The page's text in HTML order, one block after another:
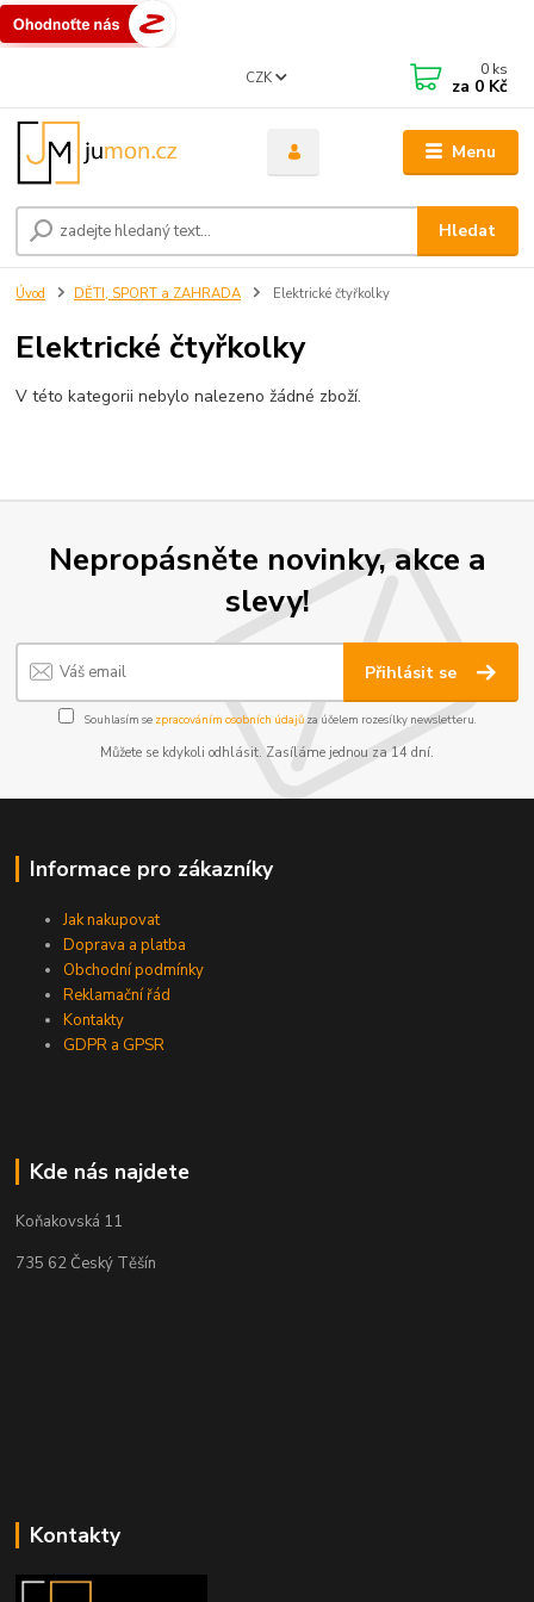
Menu
CZK
Hledat
0 ks
za 0 Kč
Úvod DĚTI, SPORT a ZAHRADA Elektrické čtyřkolky
Elektrické čtyřkolky
V této kategorii nebylo nalezeno žádné zboží.
Nepropásněte novinky, akce a
slevy!
Přihlásit se
Souhlasím se zpracováním osobních údajůza účelem rozesílky newsletteru.
Můžete se kdykoli odhlásit. Zasíláme jednou za 14 dní.
Informace pro zákazníky
Jak nakupovat
Doprava a platba
Obchodní podmínky
Reklamační řád
Kontakty
GDPR a GPSR
Kde nás najdete
Koňakovská 11
735 62 Český Těšín
Kontakty